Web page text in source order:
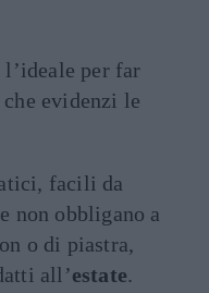
per far
che evidenzi le
facili da
non obbligano a
o di piastra,
all’estate.